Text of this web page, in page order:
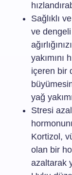
Sağlıklı
ve
yakımını
içeren bir
yağ
Stresi
Kortizol,
olan bir
azaltarak